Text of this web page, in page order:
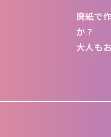
廃紙で
か？
大人も